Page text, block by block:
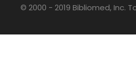
© 2000 - 2019 Bibliomed, Inc.